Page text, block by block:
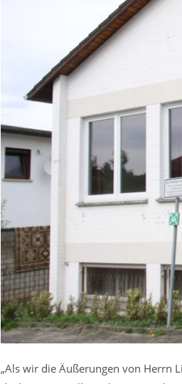
„Als wir die Äußerungen von Herrn